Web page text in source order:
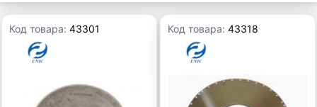
Код товара:43301 Код товара:43318